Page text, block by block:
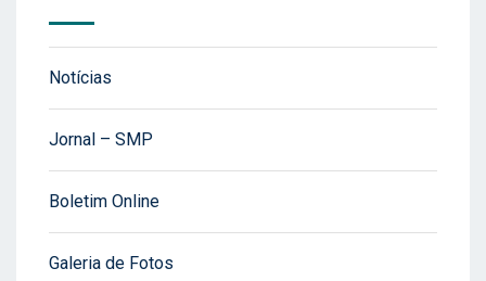
Notícias
Jornal – SMP
Boletim Online
Galeria de Fotos